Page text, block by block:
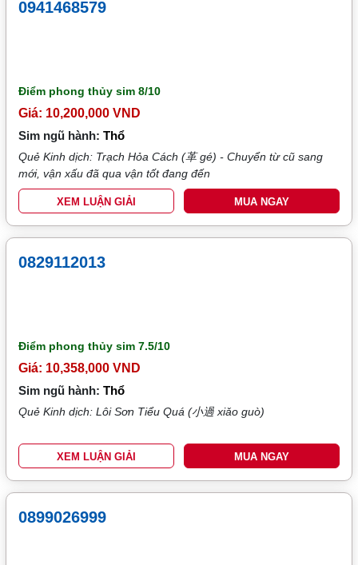
0941468579
Điểm phong thủy sim8/10
Giá: 10,200,000 VND
Sim ngũ hành:Thổ
Quẻ Kinh dịch: Trạch Hỏa Cách (革 gé) - Chuyển từ cũ sang
mới, vận xấu đã qua vận tốt đang đến
XEM LUẬN GIẢI MUA NGAY
0829112013
Điểm phong thủy sim7.5/10
Giá: 10,358,000 VND
Sim ngũ hành:Thổ
Quẻ Kinh dịch: Lôi Sơn Tiểu Quá (小過 xiǎo guò)
XEM LUẬN GIẢI MUA NGAY
0899026999